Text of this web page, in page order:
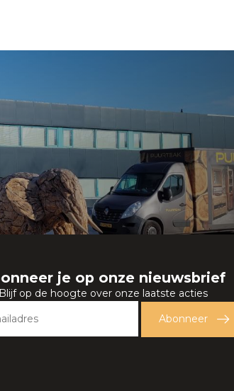
je op onze nieuwsbrief
Blijf op de hoogte over onze laatste acties
Abonneer